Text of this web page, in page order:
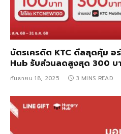
บัตรเครดิต KTC ดีลสุดคุ้ม
Hub รับส่วนลดสูงสุด 300 บ
กันยายน 18, 2025 3 MINS READ